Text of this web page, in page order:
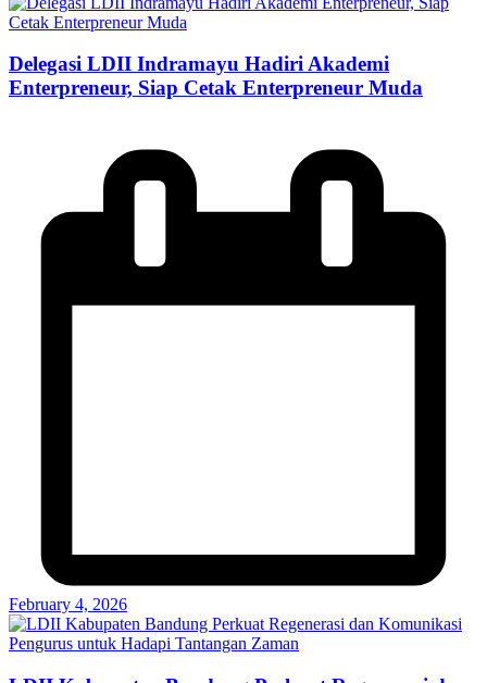
Delegasi LDII Indramayu Hadiri Akademi
Enterpreneur, Siap Cetak Enterpreneur Muda
February 4, 2026